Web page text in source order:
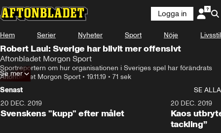
Logga in
Hem Serier Nyheter Sport Nöje Livsstil
Robert Laul: Sverige har blivit mer offensivt
Aftonbladet Morgon Sport
Sportreportern om hur organisationen i Sveriges spel har förändrats
Aftonbladet Morgon Sport • 19.11.19 • 71 sek
Se mer
Senast
SE ALLA
20 DEC. 2019
Svenskens "kupp" efter målet
20 DEC. 2019
Kaos
tackling”